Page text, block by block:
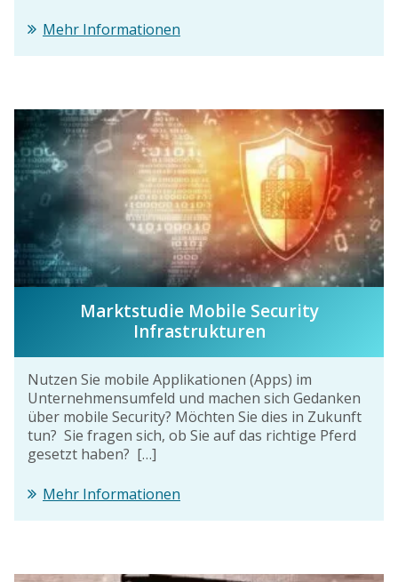
Mehr Informationen
Marktstudie Mobile Security
Infrastrukturen
Nutzen Sie mobile Applikationen (Apps) im
Unternehmensumfeld und machen sich Gedanken
über mobile Security? Möchten Sie dies in Zukunft
tun? Sie fragen sich, ob Sie auf das richtige Pferd
gesetzt haben? […]
Mehr Informationen